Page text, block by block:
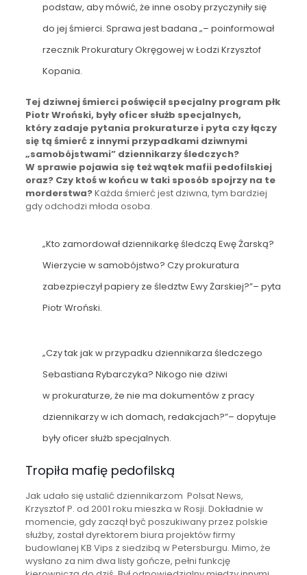
podstaw, aby mówić, że inne osoby przyczyniły się
do jej śmierci. Sprawa jest badana „– poinformował
rzecznik Prokuratury Okręgowej w Łodzi Krzysztof
Kopania.
Tej dziwnej śmierci poświęcił specjalny program płk
Piotr Wroński, były oficer służb specjalnych,
który zadaje pytania prokuraturze i pyta czy łączy
się tą śmierć z innymi przypadkami dziwnymi
„samobójstwami” dziennikarzy śledczych?
W sprawie pojawia się też wątek mafii pedofilskiej
oraz? Czy ktoś w końcu w taki sposób spojrzy na te
morderstwa?Każda śmierć jest dziwna, tym bardziej
gdy odchodzi młoda osoba.
„Kto zamordował dziennikarkę śledczą Ewę Żarską?
Wierzycie w samobójstwo? Czy prokuratura
zabezpieczył papiery ze śledztw Ewy Żarskiej?”– pyta
Piotr Wroński.
„Czy tak jak w przypadku dziennikarza śledczego
Sebastiana Rybarczyka? Nikogo nie dziwi
w prokuraturze, że nie ma dokumentów z pracy
dziennikarzy w ich domach, redakcjach?”– dopytuje
były oficer służb specjalnych.
Tropiła mafię pedofilską
Jak udało się ustalić dziennikarzom Polsat News,
Krzysztof P. od 2001 roku mieszka w Rosji. Dokładnie w
momencie, gdy zaczął być poszukiwany przez polskie
służby, został dyrektorem biura projektów firmy
budowlanej KB Vips z siedzibą w Petersburgu. Mimo, że
wysłano za nim dwa listy gończe, pełni funkcję